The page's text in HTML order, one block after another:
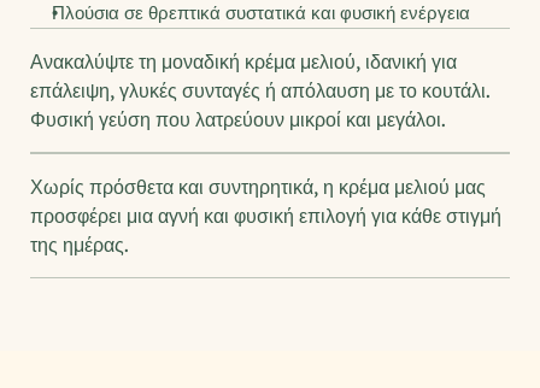
Πλούσια σε θρεπτικά συστατικά και φυσική ενέργεια
Ανακαλύψτε τη μοναδική κρέμα μελιού, ιδανική για
επάλειψη, γλυκές συνταγές ή απόλαυση με το κουτάλι.
Φυσική γεύση που λατρεύουν μικροί και μεγάλοι.
Χωρίς πρόσθετα και συντηρητικά, η κρέμα μελιού μας
προσφέρει μια αγνή και φυσική επιλογή για κάθε στιγμή
της ημέρας.